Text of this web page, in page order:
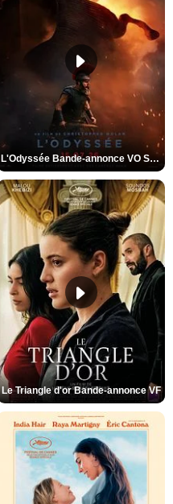
L'Odyssée Bande-annonce VO STFR
Le Triangle d'or Bande-annonce VF